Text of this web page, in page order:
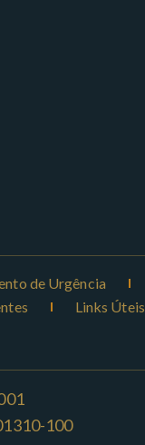
de Urgência
Links Úteis
100